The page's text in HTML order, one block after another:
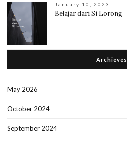
January 10, 2023
Belajar dari Si Lorong
Archieves
May 2026
October 2024
September 2024